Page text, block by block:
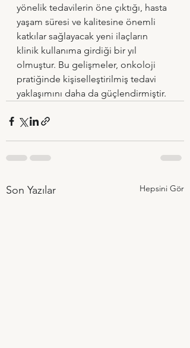
yönelik tedavilerin öne çıktığı, hasta
yaşam süresi ve kalitesine önemli
katkılar sağlayacak yeni ilaçların
klinik kullanıma girdiği bir yıl
olmuştur. Bu gelişmeler, onkoloji
pratiğinde kişiselleştirilmiş tedavi
yaklaşımını daha da güçlendirmiştir.
Son Yazılar Hepsini Gör